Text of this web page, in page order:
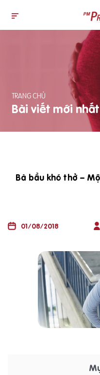
TRANG CHỦ
Bài viết mới nhất
Bà bầu khó thở –
01/08/2018